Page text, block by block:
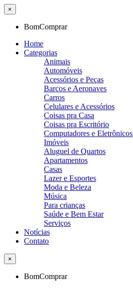
×
BomComprar
Home
Categorias
Animais
Automóveis
Acessórios e Peças
Barcos e Aeronaves
Carros
Celulares e Acessórios
Coisas pra Casa
Coisas pra Escritório
Computadores e Eletrônicos
Imóveis
Aluguel de Quartos
Apartamentos
Casas
Lazer e Esportes
Moda e Beleza
Música
Para crianças
Saúde e Bem Estar
Serviços
Notícias
Contato
×
BomComprar